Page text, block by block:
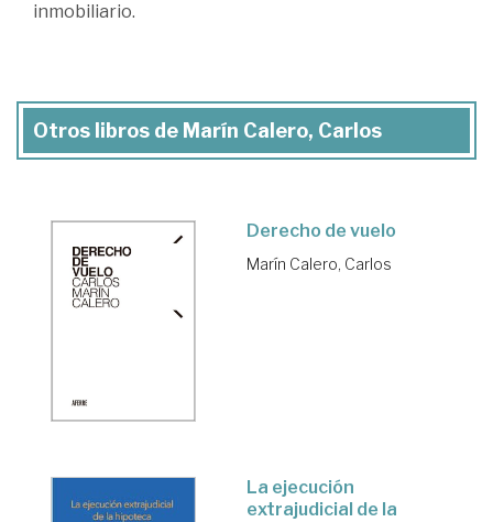
inmobiliario.
Otros libros de Marín Calero, Carlos
Derecho de vuelo
Marín Calero, Carlos
La ejecución
extrajudicial de la